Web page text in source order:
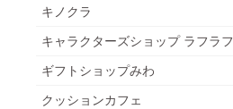
キノクラ
キャラクターズショップ ラフラフ
ギフトショップみわ
クッションカフェ